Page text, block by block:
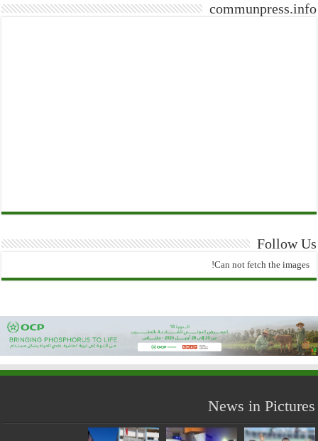
communpress.info
Follow Us
Can not fetch the images!
News in Pictures